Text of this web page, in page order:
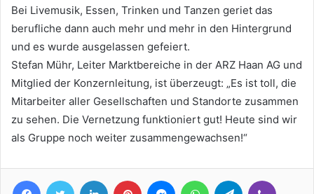
Bei Livemusik, Essen, Trinken und Tanzen geriet das
berufliche dann auch mehr und mehr in den Hintergrund
und es wurde ausgelassen gefeiert.
Stefan Mühr, Leiter Marktbereiche in der ARZ Haan AG und
Mitglied der Konzernleitung, ist überzeugt: „Es ist toll, die
Mitarbeiter aller Gesellschaften und Standorte zusammen
zu sehen. Die Vernetzung funktioniert gut! Heute sind wir
als Gruppe noch weiter zusammengewachsen!“
FacebookTwitter LinkedIn Pinterest MessengerWhatsAppTelegram